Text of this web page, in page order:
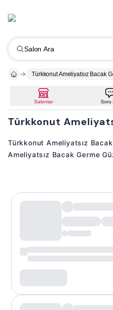
Salon Ara
Türkkonut Ameliyatsız Bacak
Salonlar Soru
Türkkonut
Türkkonut Ameliyatsız
Ameliyatsız Bacak Germe